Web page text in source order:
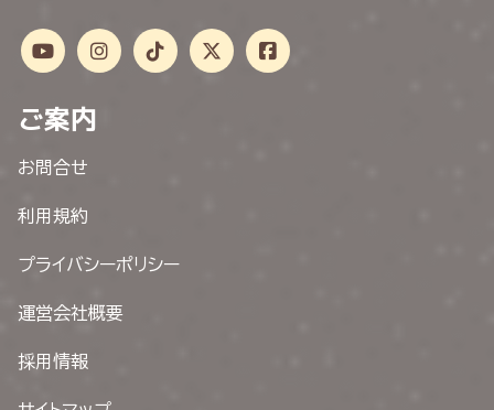
ご案内
お問合せ
利用規約
プライバシーポリシー
運営会社概要
採用情報